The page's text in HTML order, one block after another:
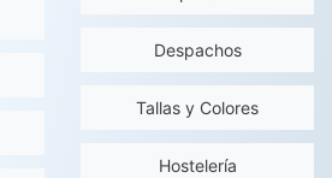
Despachos
Tallas y Colores
Hostelería